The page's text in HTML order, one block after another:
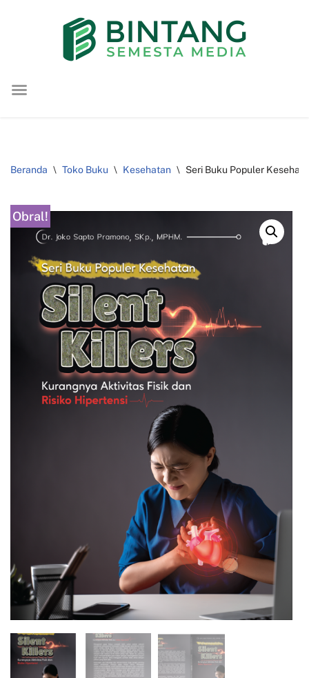
konten
Beranda \ Toko Buku \ Kesehatan \ Seri Buku Populer
Obral!